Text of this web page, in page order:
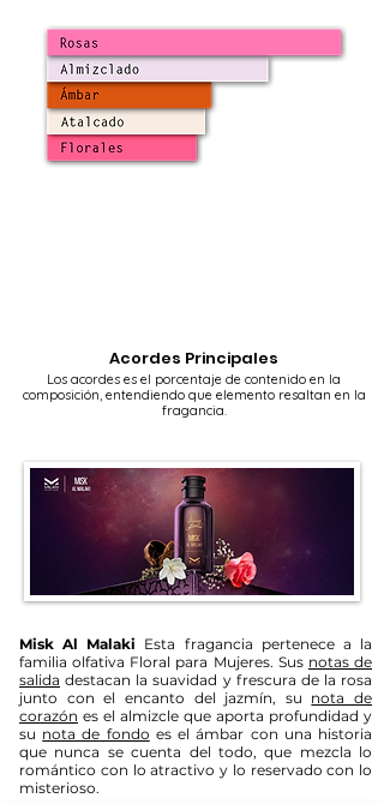
Acordes Principales
Los acordes es el porcentaje de contenido en la
composición, entendiendo que elemento resaltan en la
fragancia.
Misk Al Malaki Esta fragancia pertenece a la
familia olfativa Floral para Mujeres. Sus notas de
salida destacan la suavidad y frescura de la rosa
junto con el encanto del jazmín, su nota de
corazón es el almizcle que aporta profundidad y
su nota de fondo es el ámbar con una historia
que nunca se cuenta del todo, que mezcla lo
romántico con lo atractivo y lo reservado con lo
misterioso.